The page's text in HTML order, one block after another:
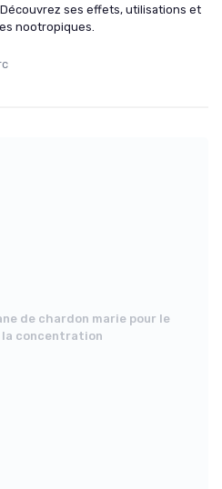
ses effets, utilisations et
nootropiques.
de chardon marie pour le
la concentration